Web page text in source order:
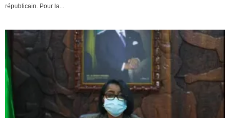
républicain. Pour la...